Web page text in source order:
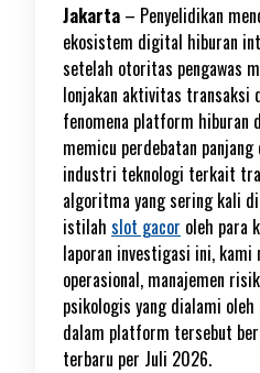
Jakarta – Penyelidikan
ekosistem digital hiburan
setelah otoritas pengawas
lonjakan aktivitas transaksi
fenomena platform hiburan
memicu perdebatan
industri teknologi terkait
algoritma yang sering kali
istilah slot gacor oleh para
laporan investigasi ini, kami
operasional, manajemen
psikologis yang dialami
dalam platform tersebut
terbaru per Juli 2026.